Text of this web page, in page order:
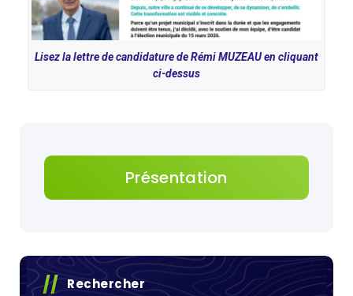
Lisez la lettre de candidature de Rémi MUZEAU en cliquant
ci-dessus
Présentation
Rechercher